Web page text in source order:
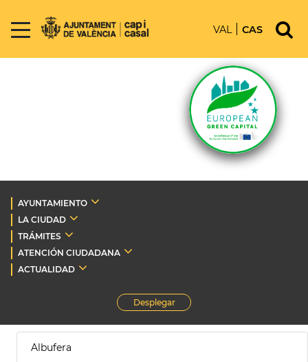
VAL CAS
AYUNTAMIENTO
LA CIUDAD
TRÁMITES
ATENCIÓN CIUDADANA
ACTUALIDAD
Desplegar
Albufera